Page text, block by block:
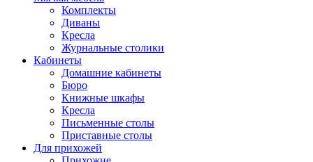
Комплекты
Диваны
Кресла
Журнальные столики
Кабинеты
Домашние кабинеты
Бюро
Книжные шкафы
Кресла
Письменные столы
Приставные столы
Для прихожей